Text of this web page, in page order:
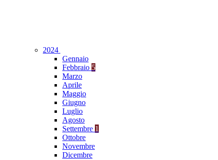
2024
Gennaio
Febbraio 5
Marzo
Aprile
Maggio
Giugno
Luglio
Agosto
Settembre 1
Ottobre
Novembre
Dicembre